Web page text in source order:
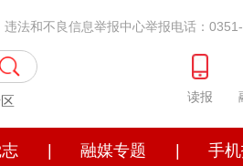
和不良信息举报中心举报电话：
读报
融媒专题 手